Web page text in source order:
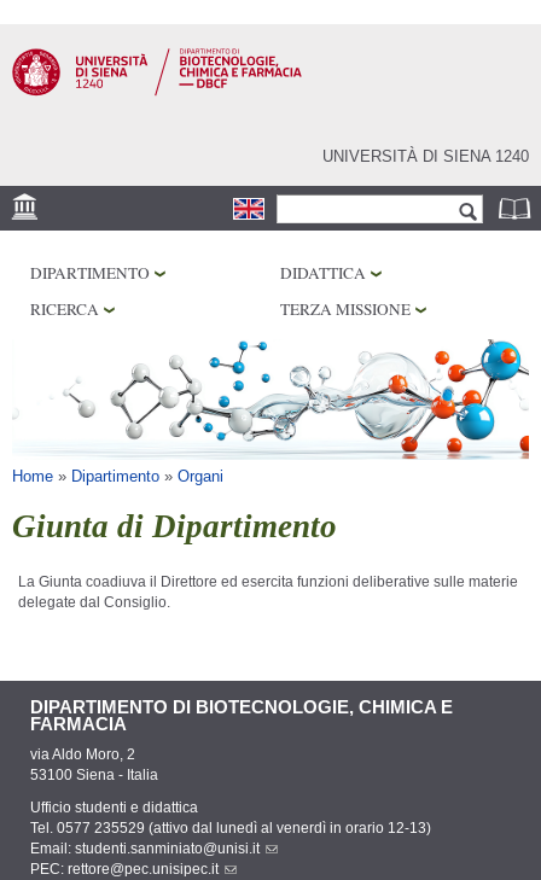
contenuto
principale
UNIVERSITÀ DI SIENA 1240
Form di ricerca
CENTRI DI RICERCA
BIBLIOTECHE
DIPARTIMENTO
DIDATTICA
RICERCA
TERZA MISSIONE
Tu sei qui
Home » Dipartimento » Organi
Giunta di Dipartimento
La Giunta coadiuva il Direttore ed esercita funzioni deliberative sulle materie
delegate dal Consiglio.
DIPARTIMENTO DI BIOTECNOLOGIE, CHIMICA E
FARMACIA
via Aldo Moro, 2
53100 Siena - Italia
Ufficio studenti e didattica
Tel. 0577 235529 (attivo dal lunedì al venerdì in orario 12-13)
Email: studenti.sanminiato@unisi.it
PEC: rettore@pec.unisipec.it